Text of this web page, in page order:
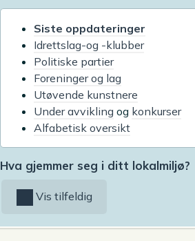
Siste oppdateringer
Idrettslag-og -klubber
Politiske partier
Foreninger og lag
Utøvende kunstnere
Under avvikling og konkurser
Alfabetisk oversikt
Hva gjemmer seg i ditt lokalmiljø?
Vis tilfeldig